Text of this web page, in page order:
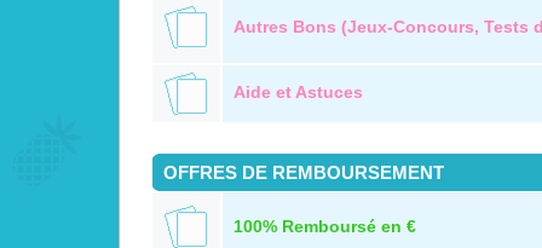
Autres Bons (Jeux-Concours, Tests
Aide et Astuces
OFFRES DE REMBOURSEMENT
100% Remboursé en €